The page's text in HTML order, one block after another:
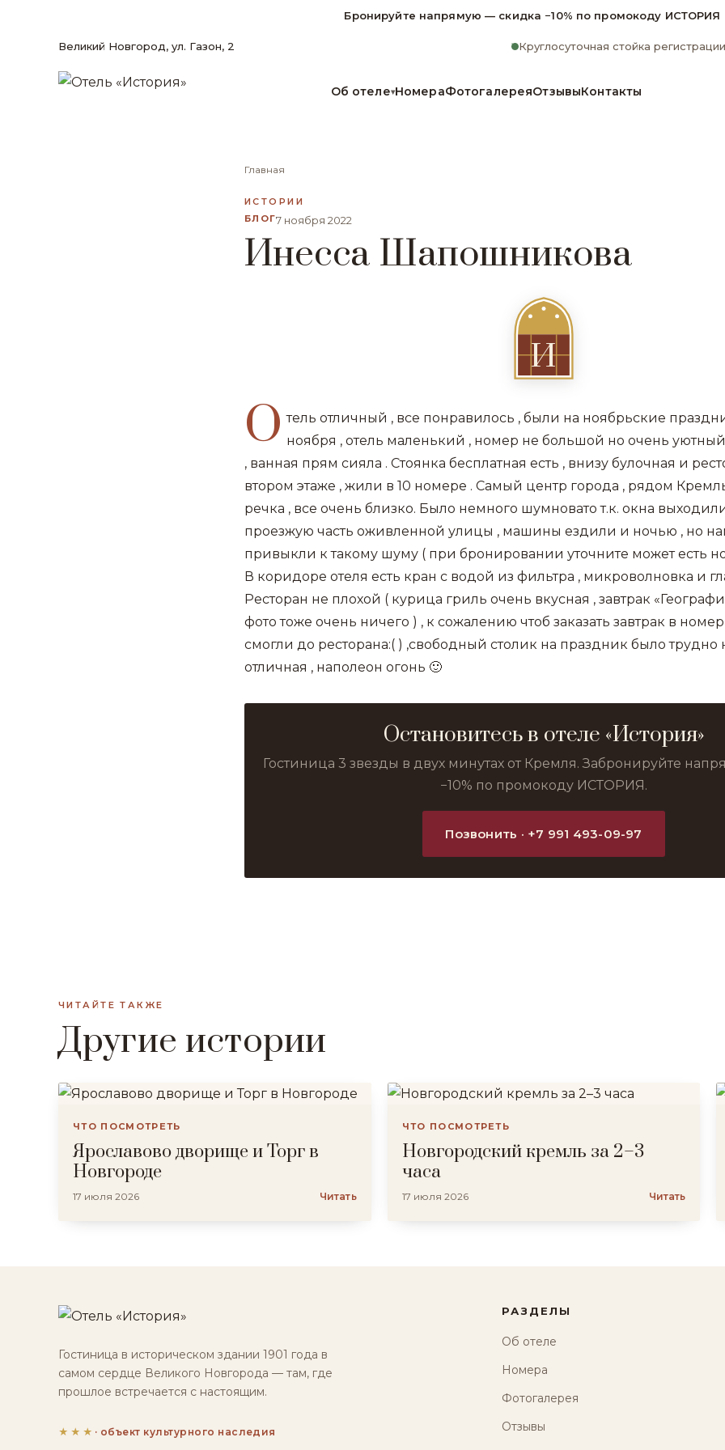
Бронируйте напрямую — скидка −10% по промокоду ИСТОРИЯ
Великий Новгород, ул. Газон, 2 Круглосуточная стойка регистрации
Об отеле▾НомераФотогалереяОтзывыКонтакты
Главная
ИСТОРИИ
БЛОГ7 ноября 2022
Инесса Шапошникова
И
О тель отличный , все понравилось , были на ноябрьские
ноября , отель маленький , номер не большой но очень
, ванная прям сияла . Стоянка бесплатная есть , внизу булочная и
втором этаже , жили в 10 номере . Самый центр города , рядом
речка , все очень близко. Было немного шумновато т.к. окна
проезжую часть оживленной улицы , машины ездили и ночью , но
привыкли к такому шуму ( при бронировании уточните может есть
В коридоре отеля есть кран с водой из фильтра , микроволновка и
Ресторан не плохой ( курица гриль очень вкусная , завтрак
фото тоже очень ничего ) , к сожалению чтоб заказать завтрак в
смогли до ресторана:( ) ,свободный столик на праздник было трудно
отличная , наполеон огонь 🙂
Остановитесь в отеле «История»
Гостиница 3 звезды в двух минутах от Кремля. Забронируйте
−10% по промокоду ИСТОРИЯ.
Позвонить · +7 991 493-09-97
ЧИТАЙТЕ ТАКЖЕ
Другие истории
ЧТО ПОСМОТРЕТЬ
Ярославово дворище и Торг в
Новгороде
17 июля 2026 Читать
ЧТО ПОСМОТРЕТЬ
Новгородский кремль за 2–3
часа
17 июля 2026 Читать
Гостиница в историческом здании 1901 года в
самом сердце Великого Новгорода — там, где
прошлое встречается с настоящим.
★★★ · объект культурного наследия
РАЗДЕЛЫ
Об отеле
Номера
Фотогалерея
Отзывы